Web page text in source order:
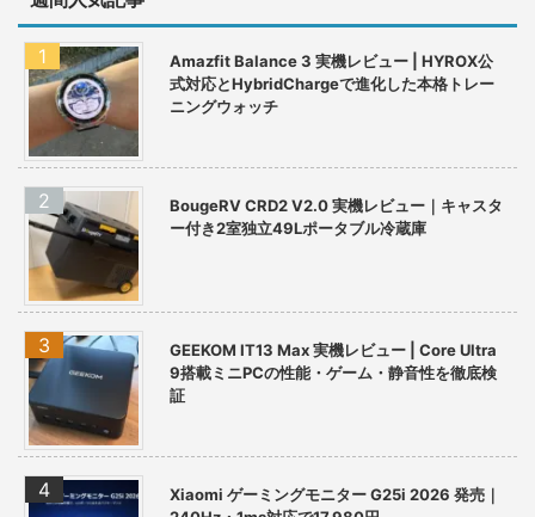
Amazfit Balance 3 実機レビュー | HYROX公
式対応とHybridChargeで進化した本格トレー
ニングウォッチ
BougeRV CRD2 V2.0 実機レビュー｜キャスタ
ー付き2室独立49Lポータブル冷蔵庫
GEEKOM IT13 Max 実機レビュー | Core Ultra
9搭載ミニPCの性能・ゲーム・静音性を徹底検
証
Xiaomi ゲーミングモニター G25i 2026 発売｜